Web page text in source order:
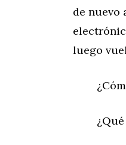
de nuevo
luego
¿Cómo
¿Qué